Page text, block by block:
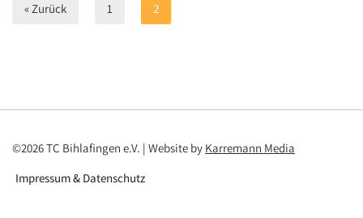
« Zurück 1 2
©2026 TC Bihlafingen e.V. | Website by Karremann Media
Impressum & Datenschutz